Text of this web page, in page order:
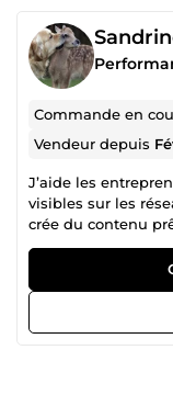
Commande en
Vendeur depuis
J’aide les
visibles sur les
crée du contenu
(Canva) • vidéos
engageantes •
vous faire gagner
même sans idée
communication